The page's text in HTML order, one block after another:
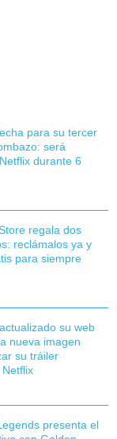
para su tercer
será
durante 6
regala dos
reclámalos ya y
para siempre
su web
nueva imagen
su tráiler
presenta el